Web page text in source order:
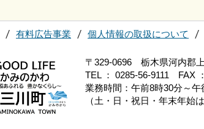
有料広告事業 個人情報の取扱について
〒329-0696 栃木県河内郡
TEL ： 0285-56-9111 FAX
業務時間：午前8時30分～午
（土・日・祝日・年末年始は